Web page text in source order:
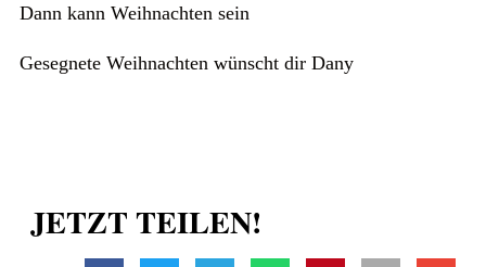
Dann kann Weihnachten sein
Gesegnete Weihnachten wünscht dir Dany
JETZT TEILEN!